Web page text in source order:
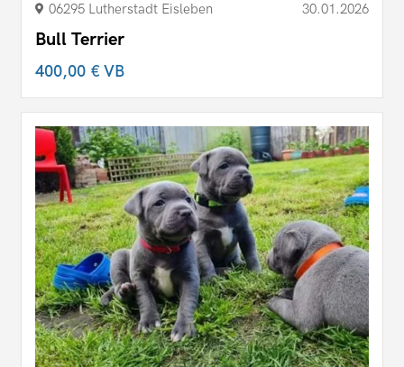
06295 Lutherstadt Eisleben 30.01.2026
Bull Terrier
400,00 €VB